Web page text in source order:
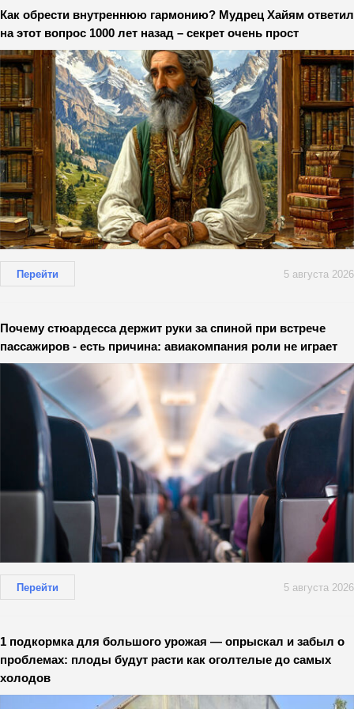
Как обрести внутреннюю гармонию? Мудрец Хайям ответил
на этот вопрос 1000 лет назад – секрет очень прост
Перейти 5 августа 2026
Почему стюардесса держит руки за спиной при встрече
пассажиров - есть причина: авиакомпания роли не играет
Перейти 5 августа 2026
1 подкормка для большого урожая — опрыскал и забыл о
проблемах: плоды будут расти как оголтелые до самых
холодов